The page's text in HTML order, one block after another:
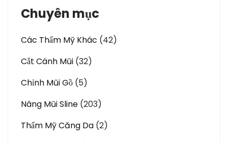
Chuyên mục
Các Thẩm Mỹ Khác (42)
Cắt Cánh Mũi (32)
Chỉnh Mũi Gồ (5)
Nâng Mũi Sline (203)
Thẩm Mỹ Căng Da (2)